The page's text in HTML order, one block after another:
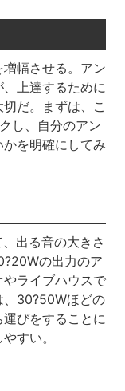
幅させる。アン
上達するために
だ。まずは、こ
し、自分のアン
を明確にしてみ
出る音の大きさ
の出力のア
ライブハウスで
、30?50Wほどの
びをすることに
すい。